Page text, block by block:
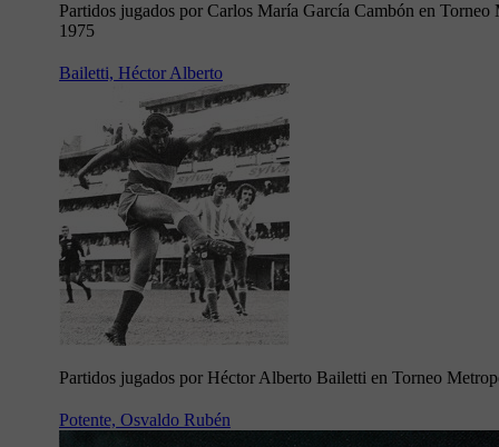
Partidos jugados por Carlos María García Cambón en Torneo
1975
Bailetti, Héctor Alberto
Partidos jugados por Héctor Alberto Bailetti en Torneo
Potente, Osvaldo Rubén